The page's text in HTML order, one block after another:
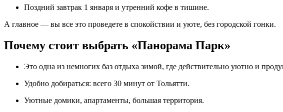
Поздний завтрак 1 января и утренний кофе в тишине.
А главное — вы все это проведете в спокойствии и уюте, без городской гонки.
Почему стоит выбрать «Панорама Парк»
Это одна из немногих баз отдыха зимой, где действительно уютно и
Удобно добираться: всего 30 минут от Тольятти.
Уютные домики, апартаменты, большая территория.